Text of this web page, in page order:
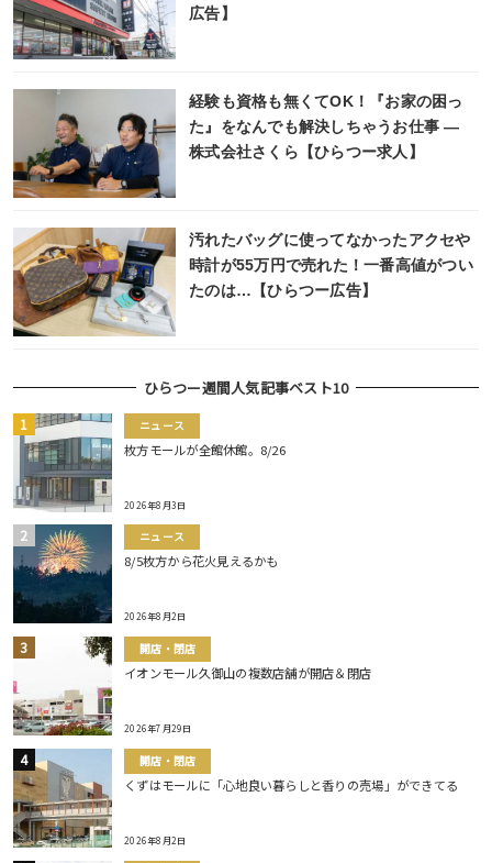
広告】
経験も資格も無くてOK！『お家の困っ
た』をなんでも解決しちゃうお仕事 ―
株式会社さくら【ひらつー求人】
汚れたバッグに使ってなかったアクセや
時計が55万円で売れた！一番高値がつい
たのは…【ひらつー広告】
ひらつー週間人気記事ベスト10
ニュース
枚方モールが全館休館。8/26
2026年8月3日
ニュース
8/5枚方から花火見えるかも
2026年8月2日
開店・閉店
イオンモール久御山の複数店舗が開店＆閉店
2026年7月29日
開店・閉店
くずはモールに「心地良い暮らしと香りの売場」ができてる
2026年8月2日